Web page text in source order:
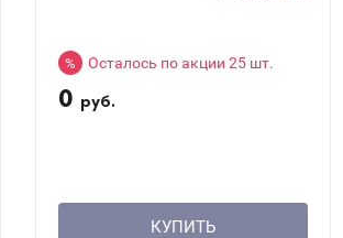
% Осталось по акции 25 шт.
0 руб.
КУПИТЬ